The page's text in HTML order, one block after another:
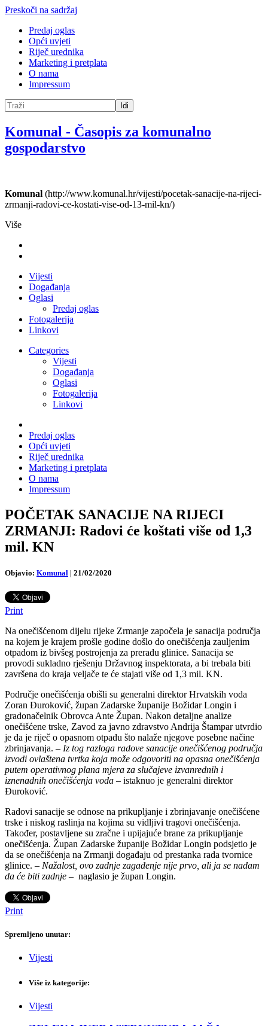
Preskoči na sadržaj
Predaj oglas
Opći uvjeti
Riječ urednika
Marketing i pretplata
O nama
Impressum
Idi
Komunal - Časopis za komunalno
gospodarstvo
Komunal (http://www.komunal.hr/vijesti/pocetak-sanacije-na-rijeci-
zrmanji-radovi-ce-kostati-vise-od-13-mil-kn/)
Više
Vijesti
Događanja
Oglasi
Predaj oglas
Fotogalerija
Linkovi
Categories
Vijesti
Događanja
Oglasi
Fotogalerija
Linkovi
Predaj oglas
Opći uvjeti
Riječ urednika
Marketing i pretplata
O nama
Impressum
POČETAK SANACIJE NA RIJECI
ZRMANJI: Radovi će koštati više od 1,3
mil. KN
Objavio: Komunal | 21/02/2020
Print
Na onečišćenom dijelu rijeke Zrmanje započela je sanacija područja
na kojem je krajem prošle godine došlo do onečišćenja zauljenim
otpadom iz bivšeg postrojenja za preradu glinice. Sanacija se
provodi sukladno rješenju Državnog inspektorata, a bi trebala biti
završena do kraja veljače te će stajati više od 1,3 mil. KN.
Područje onečišćenja obišli su generalni direktor Hrvatskih voda
Zoran Đuroković, župan Zadarske županije Božidar Longin i
gradonačelnik Obrovca Ante Župan. Nakon detaljne analize
onečišćene trske, Zavod za javno zdravstvo Andrija Štampar utvrdio
je da je riječ o opasnom otpadu što nalaže njegove posebne načine
zbrinjavanja. – Iz tog razloga radove sanacije onečišćenog područja
izvodi ovlaštena tvrtka koja može odgovoriti na opasna onečišćenja
putem operativnog plana mjera za slučajeve izvanrednih i
iznenadnih onečišćenja voda – istaknuo je generalni direktor
Đuroković.
Radovi sanacije se odnose na prikupljanje i zbrinjavanje onečišćene
trske i niskog raslinja na kojima su vidljivi tragovi onečišćenja.
Također, postavljene su zračne i upijajuće brane za prikupljanje
onečišćenja. Župan Zadarske županije Božidar Longin podsjetio je
da se onečišćenja na Zrmanji događaju od prestanka rada tvornice
glinice. – Nažalost, ovo zadnje zagađenje nije prvo, ali ja se nadam
da će biti zadnje – naglasio je župan Longin.
Print
Spremljeno unutar:
Vijesti
Više iz kategorije:
Vijesti